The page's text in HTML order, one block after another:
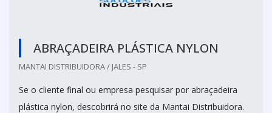
ABRAÇADEIRA PLÁSTICA NYLON
MANTAI DISTRIBUIDORA / JALES - SP
Se o cliente final ou empresa pesquisar por abraçadeira
plástica nylon, descobrirá no site da Mantai Distribuidora.